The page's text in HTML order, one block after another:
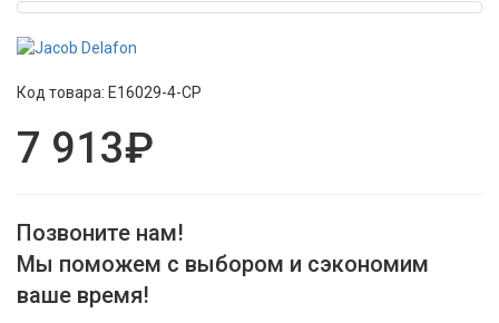
Код товара: E16029-4-CP
7 913₽
Позвоните нам!
Мы поможем с выбором и сэкономим
ваше время!